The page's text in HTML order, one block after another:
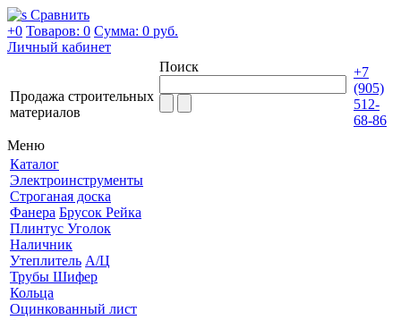
Сравнить
+0 Товаров: 0 Сумма: 0 руб.
Личный кабинет
Продажа строительных
материалов
Поиск
+7
(905)
512-
68-86
Меню
Каталог
Электроинструменты
Строганая доска
Фанера Брусок Рейка
Плинтус Уголок
Наличник
Утеплитель А/Ц
Трубы Шифер
Кольца
Оцинкованный лист